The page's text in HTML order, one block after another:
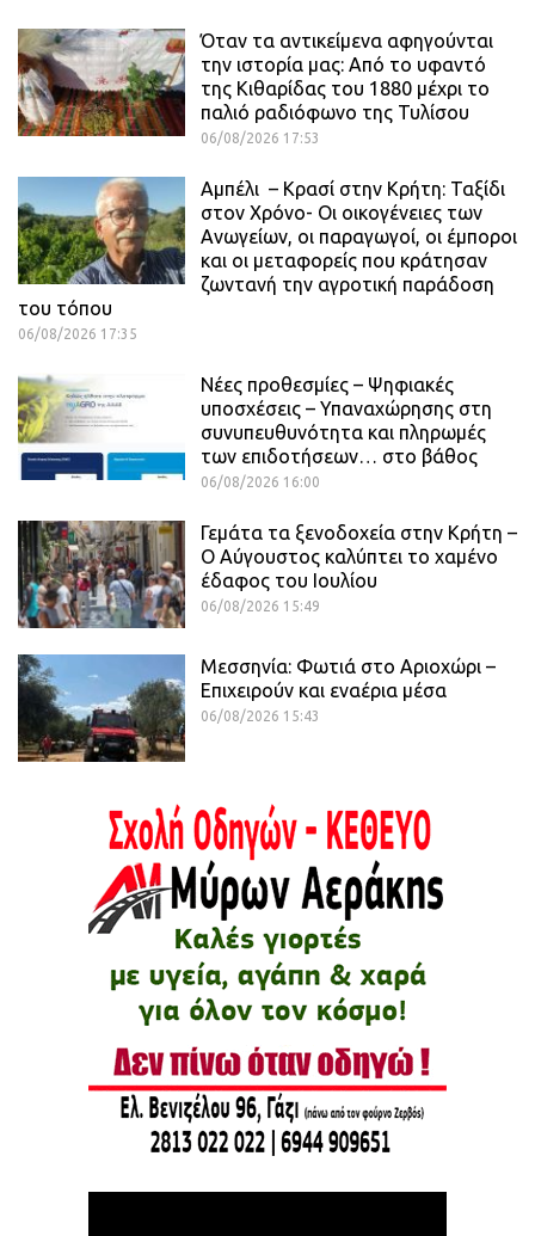
Όταν τα αντικείμενα αφηγούνται
την ιστορία μας: Από το υφαντό
της Κιθαρίδας του 1880 μέχρι το
παλιό ραδιόφωνο της Τυλίσου
06/08/2026 17:53
Αμπέλι – Κρασί στην Κρήτη: Ταξίδι
στον Χρόνο- Οι οικογένειες των
Ανωγείων, οι παραγωγοί, οι έμποροι
και οι μεταφορείς που κράτησαν
ζωντανή την αγροτική παράδοση
του τόπου
06/08/2026 17:35
Νέες προθεσμίες – Ψηφιακές
υποσχέσεις – Υπαναχώρησης στη
συνυπευθυνότητα και πληρωμές
των επιδοτήσεων… στο βάθος
06/08/2026 16:00
Γεμάτα τα ξενοδοχεία στην Κρήτη –
Ο Αύγουστος καλύπτει το χαμένο
έδαφος του Ιουλίου
06/08/2026 15:49
Μεσσηνία: Φωτιά στο Αριοχώρι –
Επιχειρούν και εναέρια μέσα
06/08/2026 15:43